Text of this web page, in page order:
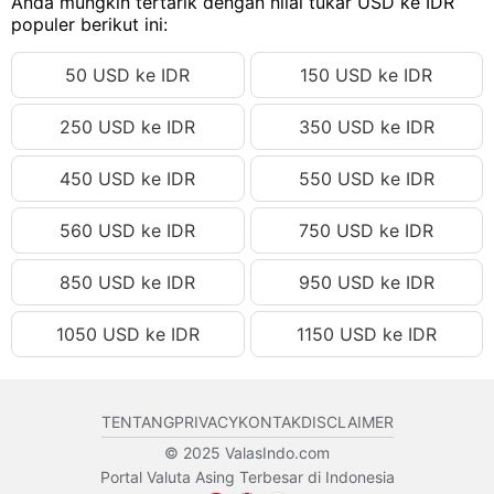
62.29 USD
62.30 USD
Rp1,117,242.10 IDR
Rp1,117,421.43 IDR
62.32 USD
Rp1,117,600.76 IDR
62.33 USD
Rp1,117,780.10 IDR
62.34 USD
Rp1,117,959.43 IDR
62.35 USD
Rp1,118,138.76 IDR
62.36 USD
Rp1,118,318.09 IDR
62.37 USD
Rp1,118,497.43 IDR
62.39 USD
Rp1,118,856.09 IDR
Rp1,119,035.42 IDR
62.41 USD
Rp1,119,214.76 IDR
populer berikut ini:
50 USD ke IDR 150 USD ke IDR
250 USD ke IDR 350 USD ke IDR
450 USD ke IDR 550 USD ke IDR
560 USD ke IDR 750 USD ke IDR
850 USD ke IDR 950 USD ke IDR
1050 USD ke IDR 1150 USD ke IDR
TENTANGPRIVACYKONTAKDISCLAIMER
© 2025 ValasIndo.com
Portal Valuta Asing Terbesar di Indonesia